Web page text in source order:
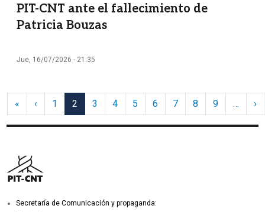
PIT-CNT ante el fallecimiento de
Patricia Bouzas
Jue, 16/07/2026 - 21:35
Paginación
« Primera página
‹ Página anterior
1 2 3 4 5 6 7 8 9 … ›
Secretaría de Comunicación y propaganda: